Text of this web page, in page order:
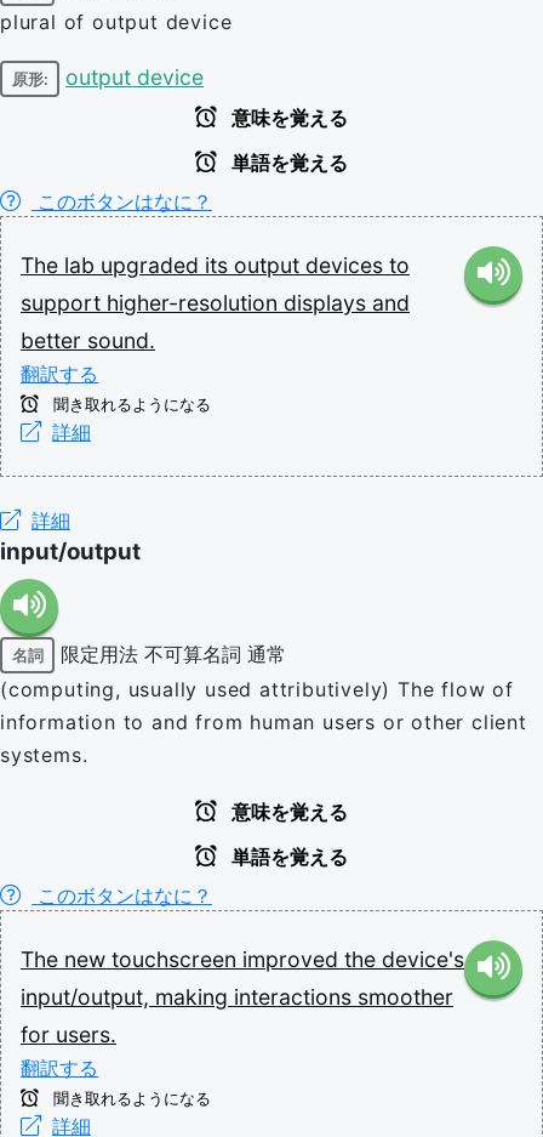
plural of output device
原形: output device
意味を覚える
単語を覚える
このボタンはなに？
The lab upgraded its output devices to
support higher-resolution displays and
better sound.
翻訳する
聞き取れるようになる
詳細
詳細
input/output
名詞 限定用法 不可算名詞 通常
(computing, usually used attributively) The flow of
information to and from human users or other client
systems.
意味を覚える
単語を覚える
このボタンはなに？
The new touchscreen improved the device's
input/output, making interactions smoother
for users.
翻訳する
聞き取れるようになる
詳細